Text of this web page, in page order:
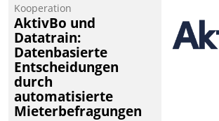
Kooperation
AktivBo und
Datatrain:
Datenbasierte
Entscheidungen
durch
automatisierte
Mieterbefragungen